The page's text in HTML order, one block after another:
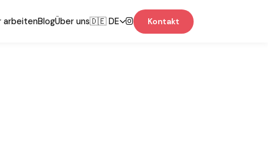
arbeitenBlogÜber uns🇩🇪 DE Kontakt